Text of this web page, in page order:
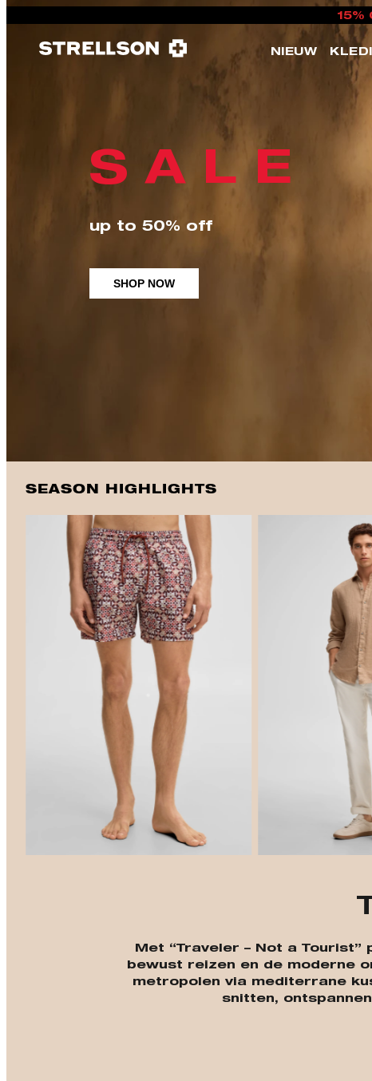
15%
NIEUW
S A L E
up to 50% off
SHOP NOW
SEASON HIGHLIGHTS
Met “Traveler – Not a
bewust reizen en de moderne
metropolen via mediterrane
snitten,